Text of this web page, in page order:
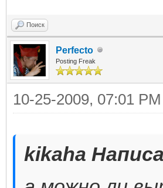
Поиск
Perfecto
Posting Freak
10-25-2009, 07:01 PM
kikaha